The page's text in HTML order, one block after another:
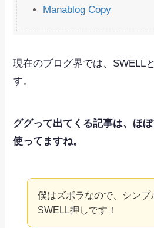
Manablog Copy
現在のブログ界では、SWELL
す。
ググって出てくる記事は、ほ
使ってますね。
僕はズボラなので、シンプ
SWELL押しです！